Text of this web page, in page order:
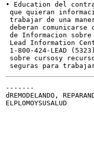
• Education del
que quieran
trabajar de una
deberan
de Informacion
Lead Information
1-800-424-LEAD
sobre cursosy
-------
dREMODELANDO,
ELPLOMOYSUSALUD